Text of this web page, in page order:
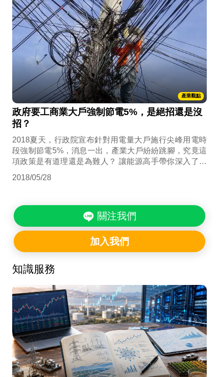
產業觀點
政府要工商業大戶強制節電5%，是絕招還是沒
招？
2018夏天，行政院宣布針對用電量大戶施行尖峰用電時
段強制節電5%，消息一出，產業大戶紛紛跳腳，究竟這
項政策是有道理還是為難人？ 讓能源高手帶你深入了解
可行性及可以達到效果嗎？
2018/05/28
關注我們
加入我們
知識服務